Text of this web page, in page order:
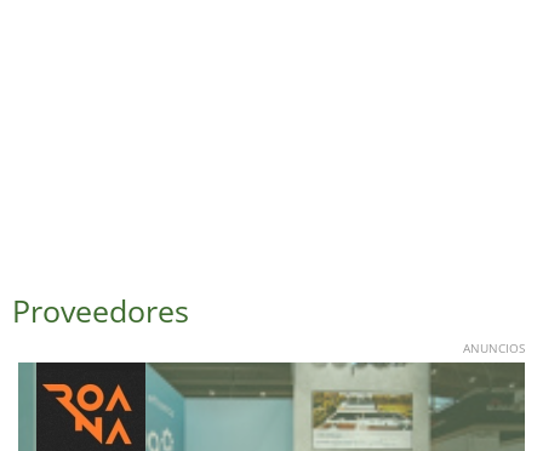
Proveedores
ANUNCIOS